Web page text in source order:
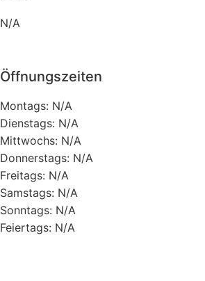
N/A
Öffnungszeiten
Montags: N/A
Dienstags: N/A
Mittwochs: N/A
Donnerstags: N/A
Freitags: N/A
Samstags: N/A
Sonntags: N/A
Feiertags: N/A